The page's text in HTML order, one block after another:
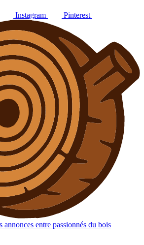
Instagram Pinterest
annonces entre passionnés du bois